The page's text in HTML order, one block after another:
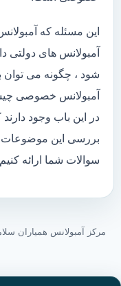
این مسئله که
آمبولانس های دولتی
شود ، چگونه می
آمبولانس خصوصی
در این باب وجود
بررسی این موضوعات
سوالات شما ارائه
مرکز آمبولانس همیاران